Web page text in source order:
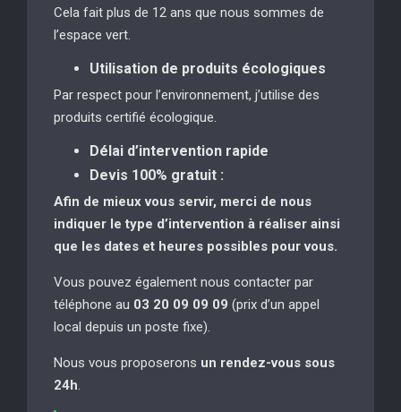
Cela fait plus de 12 ans que nous sommes de
l’espace vert.
Utilisation de produits écologiques
Par respect pour l’environnement, j’utilise des
produits certifié écologique.
Délai d’intervention rapide
Devis 100% gratuit :
Afin de mieux vous servir, merci de nous
indiquer le type d’intervention à réaliser ainsi
que les dates et heures possibles pour vous.
Vous pouvez également nous contacter par
téléphone au 03 20 09 09 09 (prix d’un appel
local depuis un poste fixe).
Nous vous proposerons un rendez-vous sous
24h